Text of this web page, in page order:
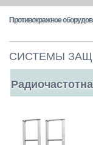
Противокражное
СИСТЕМЫ